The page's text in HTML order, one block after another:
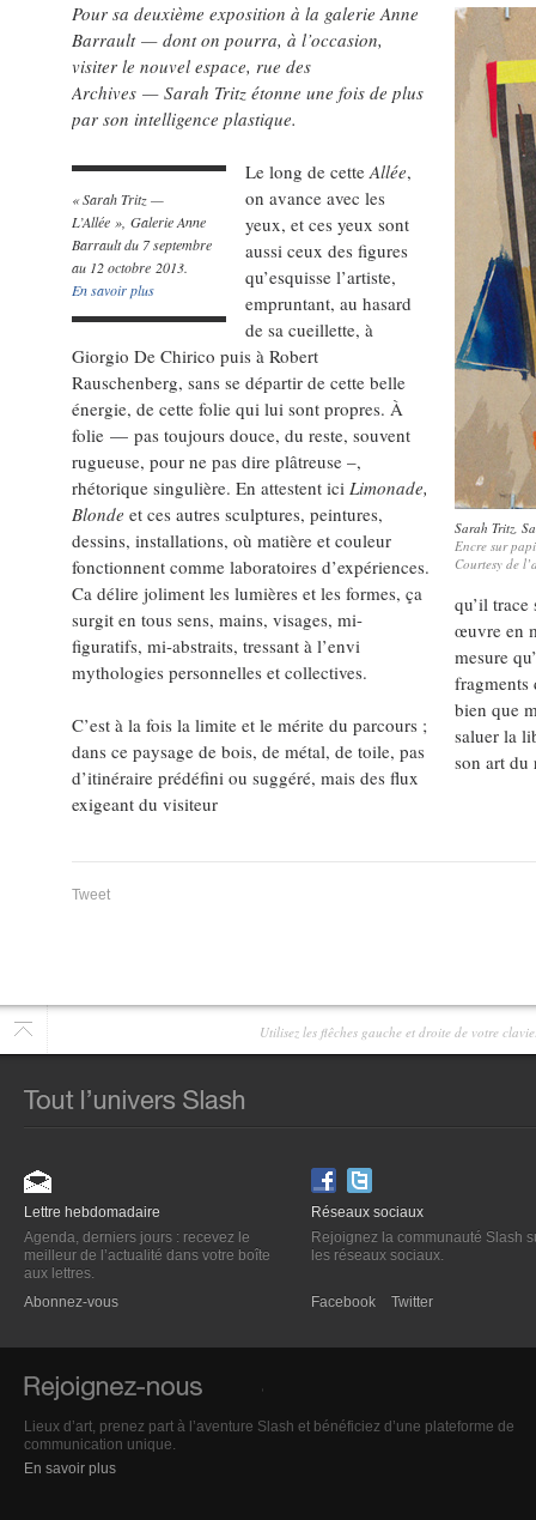
Pour sa deuxième exposition à la galerie Anne
Barrault — dont on pourra, à l’occasion,
visiter le nouvel espace, rue des
Archives — Sarah Tritz étonne une fois de plus
par son intelligence plastique.
« Sarah Tritz —
L’Allée », Galerie Anne
Barrault du 7 septembre
au 12 octobre 2013.
En savoir plus
Le long de cetteAllée,
on avance avec les
yeux, et ces yeux sont
aussi ceux des figures
qu’esquisse l’artiste,
empruntant, au hasard
de sa cueillette, à
Giorgio De Chirico puis à Robert
Rauschenberg, sans se départir de cette belle
énergie, de cette folie qui lui sont propres. À
folie — pas toujours douce, du reste, souvent
rugueuse, pour ne pas dire plâtreuse –,
rhétorique singulière. En attestent ici Limonade,
Blonde et ces autres sculptures, peintures,
dessins, installations, où matière et couleur
fonctionnent comme laboratoires d’expériences.
Ca délire joliment les lumières et les formes, ça
surgit en tous sens, mains, visages, mi-
figuratifs, mi-abstraits, tressant à l’envi
mythologies personnelles et collectives.
C’est à la fois la limite et le mérite du parcours ;
dans ce paysage de bois, de métal, de toile, pas
d’itinéraire prédéfini ou suggéré, mais des flux
exigeant du visiteur
Sarah Tritz,
Encre sur
Courtesy de
qu’il
œuvre en
mesure
bien que
saluer la
son art du
Tweet
Utilisez les flêches gauche et droite de votre
Lettre hebdomadaire
Agenda, derniers jours : recevez le
meilleur de l’actualité dans votre boîte
aux lettres.
Abonnez-vous
Réseaux sociaux
Rejoignez la communauté Slash
les réseaux sociaux.
Facebook Twitter
Lieux d’art, prenez part à l’aventure Slash et bénéficiez d’une plateforme de
communication unique.
En savoir plus